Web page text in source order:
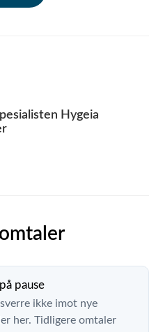
Hygeia
pause
ikke imot nye
her. Tidligere omtaler